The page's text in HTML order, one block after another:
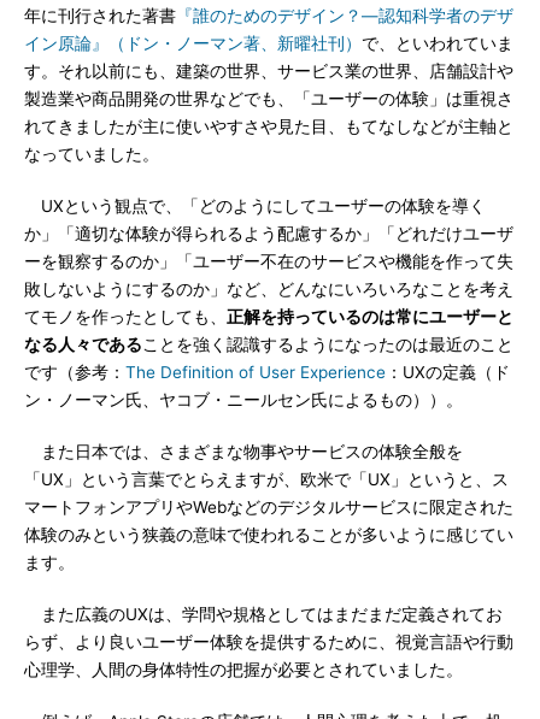
年に刊行された著書 『誰のためのデザイン？―認知科学者のデザ
イン原論』（ドン・ノーマン著、新曜社刊） で、といわれていま
す。それ以前にも、建築の世界、サービス業の世界、店舗設計や
製造業や商品開発の世界などでも、「ユーザーの体験」は重視さ
れてきましたが主に使いやすさや見た目、もてなしなどが主軸と
なっていました。
UXという観点で、「どのようにしてユーザーの体験を導く
か」「適切な体験が得られるよう配慮するか」「どれだけユーザ
ーを観察するのか」「ユーザー不在のサービスや機能を作って失
敗しないようにするのか」など、どんなにいろいろなことを考え
てモノを作ったとしても、 正解を持っているのは常にユーザーと
なる人々であることを強く認識するようになったのは最近のこと
です（参考： The Definition of User Experience ：UXの定義（ド
ン・ノーマン氏、ヤコブ・ニールセン氏によるもの））。
また日本では、さまざまな物事やサービスの体験全般を
「UX」という言葉でとらえますが、欧米で「UX」というと、ス
マートフォンアプリやWebなどのデジタルサービスに限定された
体験のみという狭義の意味で使われることが多いように感じてい
ます。
また広義のUXは、学問や規格としてはまだまだ定義されてお
らず、より良いユーザー体験を提供するために、視覚言語や行動
心理学、人間の身体特性の把握が必要とされていました。